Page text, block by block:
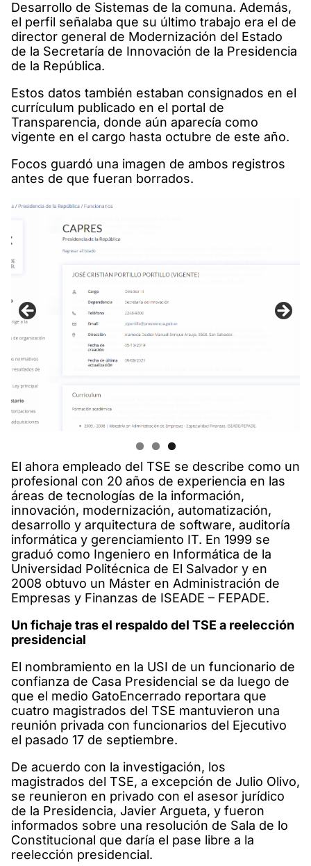
Desarrollo de Sistemas de la comuna. Además,
el perfil señalaba que su último trabajo era el de
director general de Modernización del Estado
de la Secretaría de Innovación de la Presidencia
de la República.
Estos datos también estaban consignados en el
currículum publicado en el portal de
Transparencia, donde aún aparecía como
vigente en el cargo hasta octubre de este año.
Focos guardó una imagen de ambos registros
antes de que fueran borrados.
El ahora empleado del TSE se describe como un
profesional con 20 años de experiencia en las
áreas de tecnologías de la información,
innovación, modernización, automatización,
desarrollo y arquitectura de software, auditoría
informática y gerenciamiento IT. En 1999 se
graduó como Ingeniero en Informática de la
Universidad Politécnica de El Salvador y en
2008 obtuvo un Máster en Administración de
Empresas y Finanzas de ISEADE – FEPADE.
Un fichaje tras el respaldo del TSE a reelección
presidencial
El nombramiento en la USI de un funcionario de
confianza de Casa Presidencial se da luego de
que el medio GatoEncerrado reportara que
cuatro magistrados del TSE mantuvieron una
reunión privada con funcionarios del Ejecutivo
el pasado 17 de septiembre.
De acuerdo con la investigación, los
magistrados del TSE, a excepción de Julio Olivo,
se reunieron en privado con el asesor jurídico
de la Presidencia, Javier Argueta, y fueron
informados sobre una resolución de Sala de lo
Constitucional que daría el pase libre a la
reelección presidencial.